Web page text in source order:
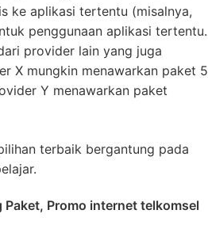
ke aplikasi tertentu (misalnya,
penggunaan aplikasi tertentu.
provider lain yang juga
X mungkin menawarkan paket 5
Y menawarkan paket
terbaik bergantung pada
Promo internet telkomsel